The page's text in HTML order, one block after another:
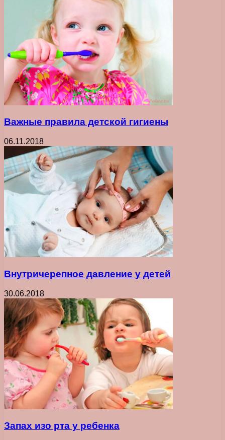
Важные правила детской гигиены
06.11.2018
Внутричерепное давление у детей
30.06.2018
Запах изо рта у ребенка